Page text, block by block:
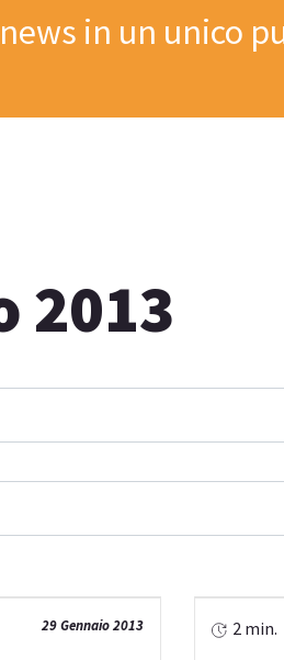
in un unico
2013
29 Gennaio 2013 2 min.